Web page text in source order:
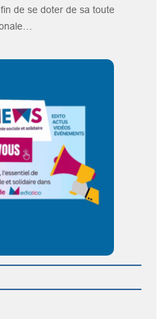
de se doter de sa toute